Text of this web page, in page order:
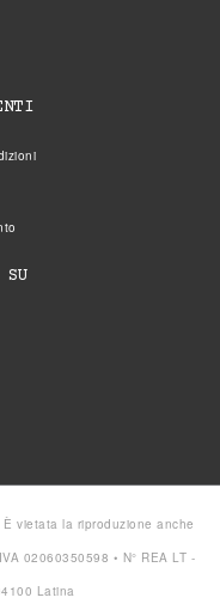
SU
vietata la riproduzione anche
02060350598 • N° REA LT -
Latina